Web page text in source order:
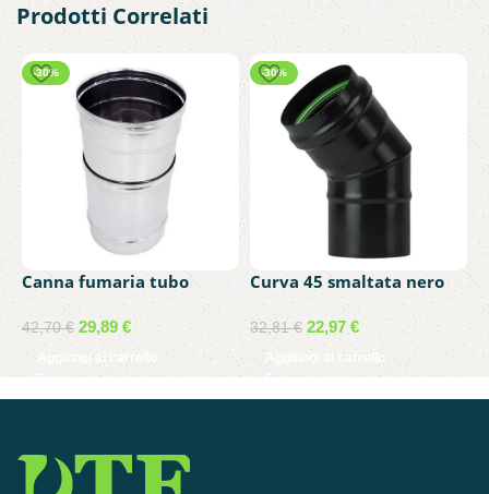
Prodotti Correlati
-30%
Canna fumaria tubo
telescopico da 25cm a
50cm acciaio inox
42,70€ 29,89 €
Aggiungi al carrello
-30%
Curva 45 smaltata nero
opaco d.80 per stufe a
pellet
32,81€ 22,97 €
Aggiungi al carrello